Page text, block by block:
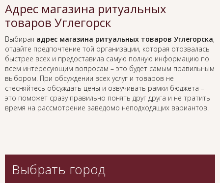
Адрес магазина ритуальных
товаров Углегорск
Выбирая адрес магазина ритуальных товаров Углегорска,
отдайте предпочтение той организации, которая отозвалась
быстрее всех и предоставила самую полную информацию по
всем интересующим вопросам – это будет самым правильным
выбором. При обсуждении всех услуг и товаров не
стесняйтесь обсуждать цены и озвучивать рамки бюджета –
это поможет сразу правильно понять друг друга и не тратить
время на рассмотрение заведомо неподходящих вариантов.
Выбрать город